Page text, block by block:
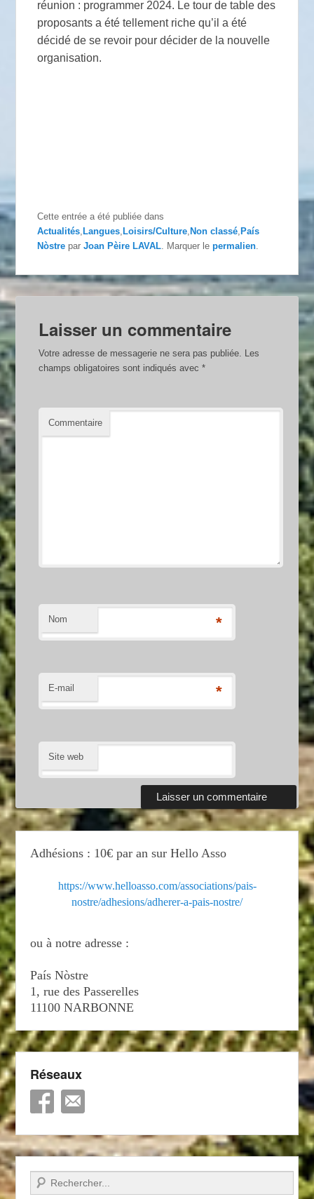
réunion : programmer 2024. Le tour de table des
proposants a été tellement riche qu’il a été
décidé de se revoir pour décider de la nouvelle
organisation.
Cette entrée a été publiée dans
Actualités ,Langues ,Loisirs/Culture ,Non classé ,País
Nòstre parJoan Pèire LAVAL . Marquer lepermalien
Laisser un commentaire
Votre adresse de messagerie ne sera pas publiée. Les
champs obligatoires sont indiqués avec*
Commentaire
Nom *
E-mail *
Site web
Adhésions : 10€ par an sur Hello Asso
https://www.helloasso.com/associations/pais-
nostre/adhesions/adherer-a-pais-nostre/
ou à notre adresse :
País Nòstre
1, rue des Passerelles
11100 NARBONNE
Réseaux
Recherche